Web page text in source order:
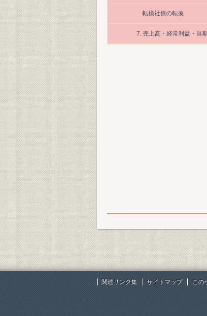
転換社債の転換
7. 売上高・経常利益・当
関連リンク集 サイトマップ この